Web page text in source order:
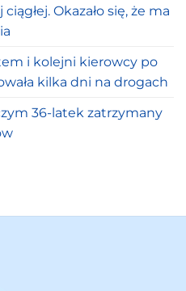
Okazało się, że ma
i kolejni kierowcy po
kilka dni na drogach
36-latek zatrzymany